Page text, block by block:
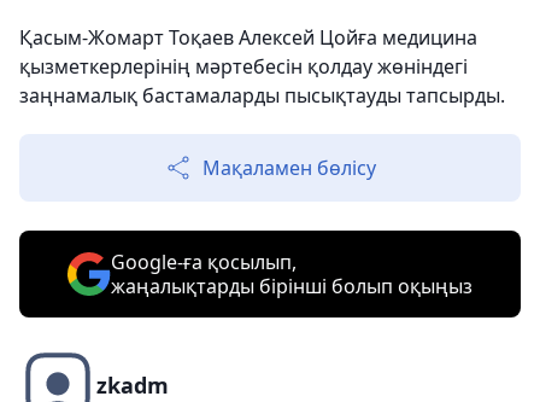
Қасым-Жомарт Тоқаев Алексей Цойға медицина
қызметкерлерінің мәртебесін қолдау жөніндегі
заңнамалық бастамаларды пысықтауды тапсырды.
Мақаламен бөлісу
Google-ға қосылып,
жаңалықтарды бірінші болып оқыңыз
zkadm